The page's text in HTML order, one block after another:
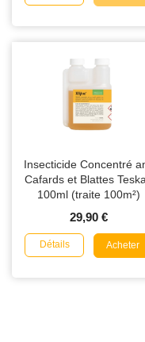
Insecticide Concentré
Cafards et Blattes
100ml (traite 100m²)
29,90 €
Détails Acheter